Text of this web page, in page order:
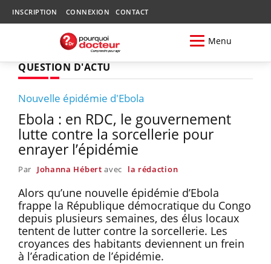
INSCRIPTION CONNEXION CONTACT
Menu
QUESTION D'ACTU
Nouvelle épidémie d'Ebola
Ebola : en RDC, le gouvernement
lutte contre la sorcellerie pour
enrayer l’épidémie
Par Johanna Hébert avec la rédaction
Alors qu’une nouvelle épidémie d’Ebola
frappe la République démocratique du Congo
depuis plusieurs semaines, des élus locaux
tentent de lutter contre la sorcellerie. Les
croyances des habitants deviennent un frein
à l’éradication de l’épidémie.